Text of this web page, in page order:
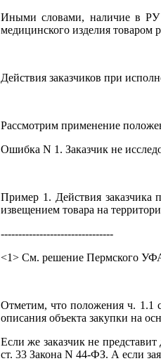
Иными словами, наличие в РУ
медицинского изделия товаром
Действия заказчиков при
Рассмотрим применение
Ошибка N 1. Заказчик не
Пример 1. Действия заказчика
извещением товара на
--------------------------------
<1> См. решение Пермского
Отметим, что положения ч. 1.1
описания объекта закупки на
Если же заказчик не
ст. 33 Закона N 44-ФЗ. А если